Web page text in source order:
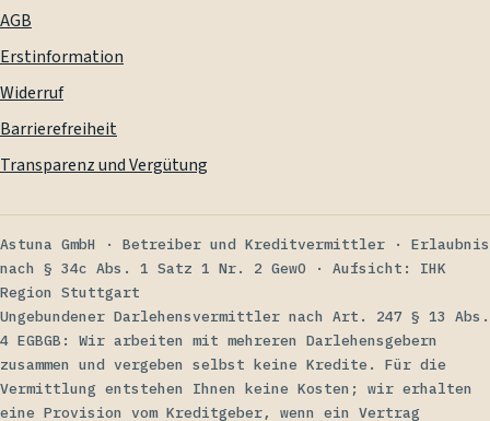
AGB
Erstinformation
Widerruf
Barrierefreiheit
Transparenz und Vergütung
Astuna GmbH · Betreiber und Kreditvermittler · Erlaubnis
nach § 34c Abs. 1 Satz 1 Nr. 2 GewO ·
Aufsicht: IHK
Region Stuttgart
Ungebundener Darlehensvermittler nach Art. 247 § 13 Abs.
4 EGBGB: Wir arbeiten mit mehreren Darlehensgebern
zusammen und vergeben selbst keine Kredite. Für die
Vermittlung entstehen Ihnen keine Kosten; wir erhalten
eine Provision vom Kreditgeber, wenn ein Vertrag